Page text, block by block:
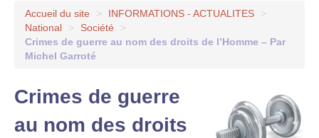
Accueil du site > INFORMATIONS - ACTUALITES
>
National
> Société
>
Crimes de guerre au nom des droits de l’Homme – Par
Michel Garroté
Crimes de guerre
au nom des droits